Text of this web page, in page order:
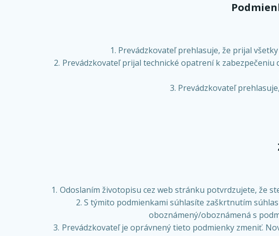
Prevádzkovateľ prehlasuje, že prijal
Prevádzkovateľ prijal technické opatrení k
Prevádzkovateľ
Odoslaním životopisu cez web stránku potvrdzujete, že
S týmito podmienkami súhlasíte zaškrtnutím
oboznámený/oboznámená s
Prevádzkovateľ je oprávnený tieto podmienky zmeniť.